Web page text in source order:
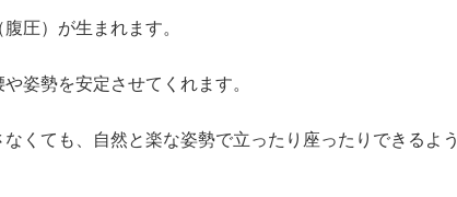
圧）が生まれます。
姿勢を安定させてくれます。
くても、自然と楽な姿勢で立ったり座ったりできるよう